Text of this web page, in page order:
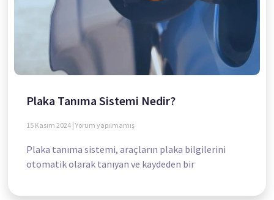
Plaka Tanıma Sistemi Nedir?
15 Kasım 2024 Yorum yapılmamış
Plaka tanıma sistemi, araçların plaka bilgilerini
otomatik olarak tanıyan ve kaydeden bir